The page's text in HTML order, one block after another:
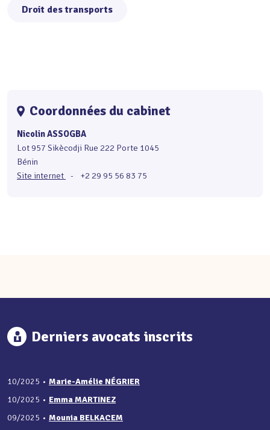
Droit des transports
Coordonnées du cabinet
Nicolin ASSOGBA
Lot 957 Sikècodji Rue 222 Porte 1045
Bénin
Site internet
- +2 29 95 56 83 75
Derniers avocats inscrits
10/2025 • Marie-Amélie NÉGRIER
10/2025 • Emma MARTINEZ
09/2025 • Mounia BELKACEM